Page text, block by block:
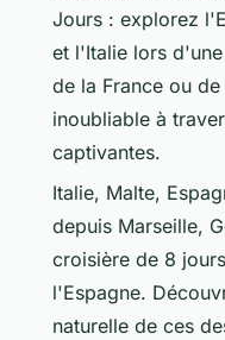
Jours : explorez
et l'Italie lors
de la France ou
inoubliable à
captivantes.
Italie, Malte,
depuis Marseille,
croisière de 8
l'Espagne.
naturelle de ces